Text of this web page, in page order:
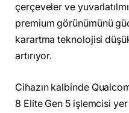
çerçeveler ve
premium görünümünü
karartma teknolojisi
artırıyor.
Cihazın kalbinde
8 Elite Gen 5 işlemcisi